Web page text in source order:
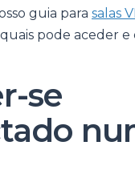
guia para salas
pode aceder e
se